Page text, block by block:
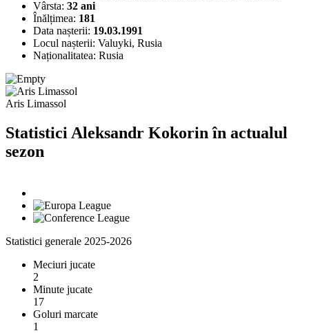
Vârsta: 32 ani
Înălțimea: 181
Data nașterii: 19.03.1991
Locul nașterii: Valuyki, Rusia
Naționalitatea: Rusia
Aris Limassol
Statistici Aleksandr Kokorin în actualul
sezon
Statistici generale 2025-2026
Meciuri jucate
2
Minute jucate
17
Goluri marcate
1